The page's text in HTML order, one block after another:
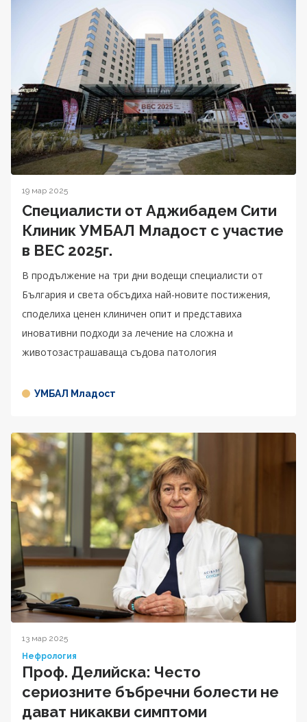
19 мар 2025
Специалисти от Аджибадем Сити
Клиник УМБАЛ Младост с участие
в BEC 2025г.
В продължение на три дни водещи специалисти от
България и света обсъдиха най-новите постижения,
споделиха ценен клиничен опит и представиха
иновативни подходи за лечение на сложна и
животозастрашаваща съдова патология
УМБАЛ Младост
13 мар 2025
Нефрология
Проф. Делийска: Често
сериозните бъбречни болести не
дават никакви симптоми